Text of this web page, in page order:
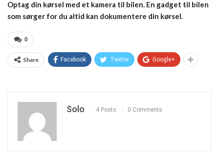
Optag din kørsel med et kamera til bilen. En gadget til bilen
som sørger for du altid kan dokumentere din kørsel.
0
Share Facebook Twitter Google+
Solo 4 Posts 0 Comments